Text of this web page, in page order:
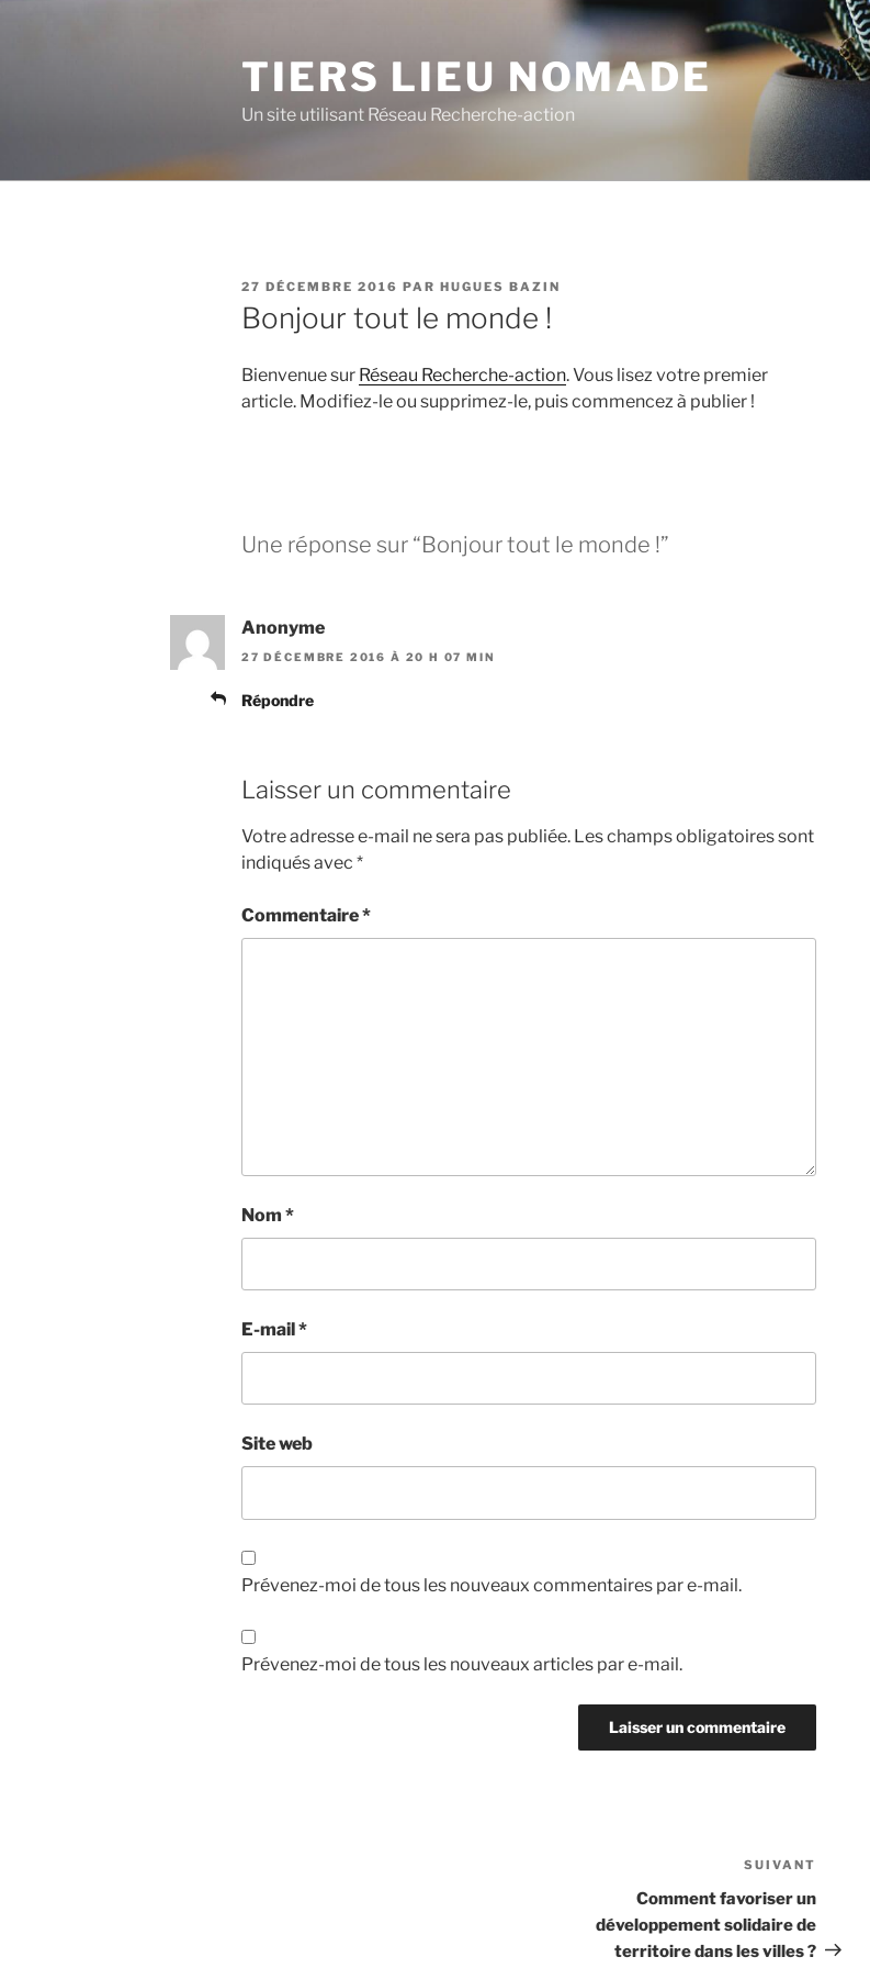
TIERS LIEU NOMADE
Un site utilisant Réseau Recherche-action
PUBLIÉ
LE
27 DÉCEMBRE 2016 PAR HUGUES BAZIN
Bonjour tout le monde !
Bienvenue sur Réseau Recherche-action. Vous lisez votre premier
article. Modifiez-le ou supprimez-le, puis commencez à publier !
Une réponse sur “Bonjour tout le monde !”
Anonyme
27 DÉCEMBRE 2016 À 20 H 07 MIN
Répondre
Laisser un commentaire
Votre adresse e-mail ne sera pas publiée. Les champs obligatoires sont
indiqués avec *
Commentaire*
Nom *
E-mail*
Site web
Prévenez-moi de tous les nouveaux commentaires par e-mail.
Prévenez-moi de tous les nouveaux articles par e-mail.
suivant
SUIVANT
Comment favoriser un
développement solidaire de
territoire dans les villes ?